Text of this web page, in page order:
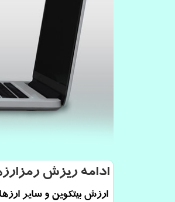
ادامه ریزش
ارزش بیتکوین و سایر